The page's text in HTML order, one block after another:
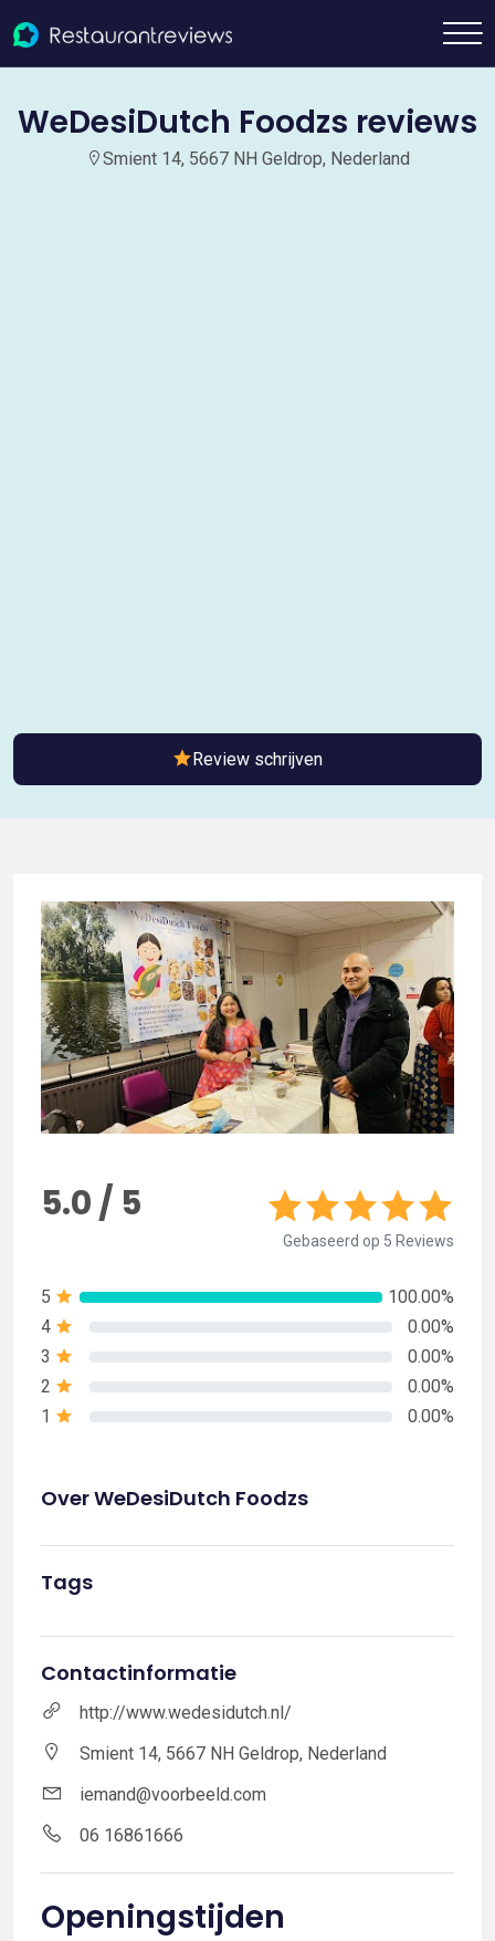
WeDesiDutch Foodzs reviews
Smient 14, 5667 NH Geldrop, Nederland
Review schrijven
5.0 / 5
Gebaseerd op 5 Reviews
5
100.00%
4
0.00%
3
0.00%
2
0.00%
1
0.00%
Over WeDesiDutch Foodzs
Tags
Contactinformatie
http://www.wedesidutch.nl/
Smient 14, 5667 NH Geldrop, Nederland
iemand@voorbeeld.com
06 16861666
Openingstijden